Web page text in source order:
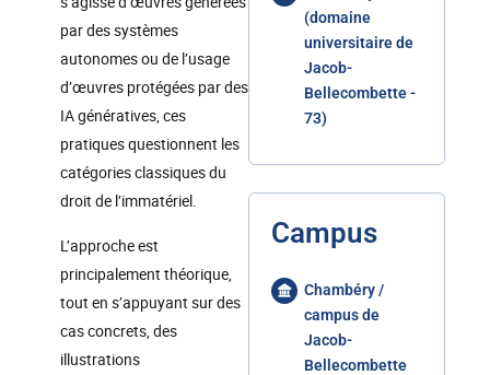
par des systèmes
autonomes ou de l’usage
d’œuvres protégées par des
IA génératives, ces
pratiques questionnent les
catégories classiques du
droit de l’immatériel.
L’approche est
principalement théorique,
tout en s’appuyant sur des
cas concrets, des
illustrations
(domaine
universitaire de
Jacob-
Bellecombette -
73)
Campus
Chambéry /
campus de
Jacob-
Bellecombette